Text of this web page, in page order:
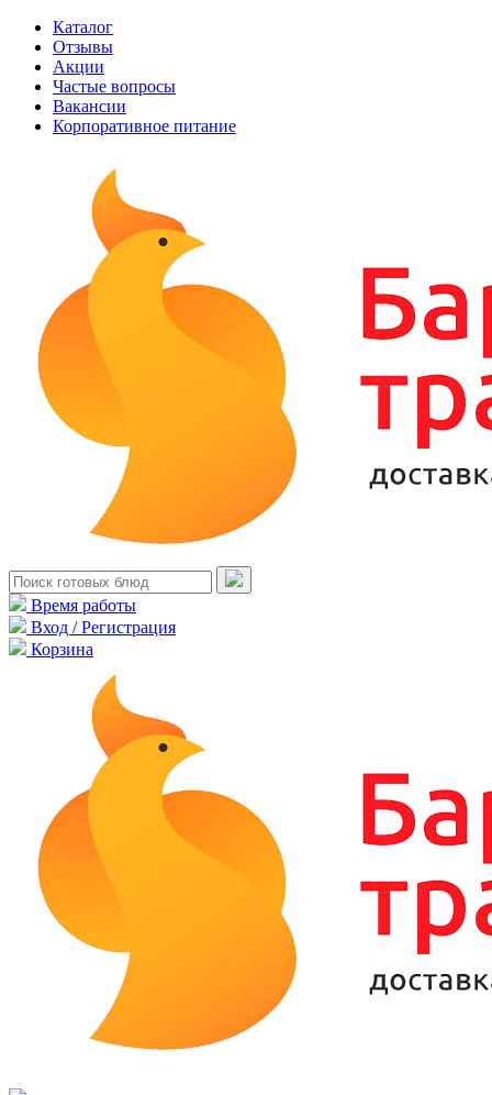
Каталог
Отзывы
Акции
Частые вопросы
Вакансии
Корпоративное питание
Время работы
Вход / Регистрация
Корзина